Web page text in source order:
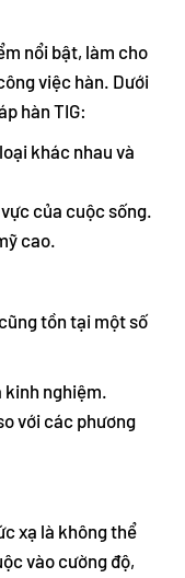
nổi bật, làm cho
việc hàn. Dưới
hàn TIG:
khác nhau và
của cuộc sống.
cao.
tồn tại một số
kinh nghiệm.
với các phương
xạ là không thể
vào cường độ,